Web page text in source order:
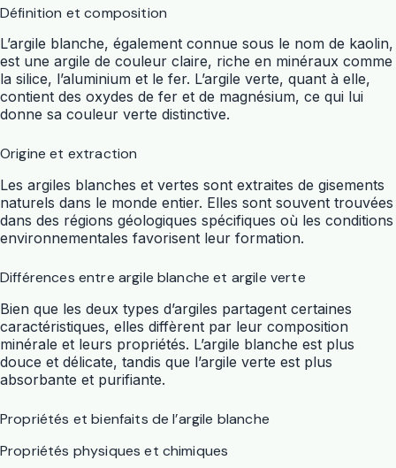
Définition et composition
L’argile blanche, également connue sous le nom de kaolin,
est une argile de couleur claire, riche en minéraux comme
la silice, l’aluminium et le fer. L’argile verte, quant à elle,
contient des oxydes de fer et de magnésium, ce qui lui
donne sa couleur verte distinctive.
Origine et extraction
Les argiles blanches et vertes sont extraites de gisements
naturels dans le monde entier. Elles sont souvent trouvées
dans des régions géologiques spécifiques où les conditions
environnementales favorisent leur formation.
Différences entre argile blanche et argile verte
Bien que les deux types d’argiles partagent certaines
caractéristiques, elles diffèrent par leur composition
minérale et leurs propriétés. L’argile blanche est plus
douce et délicate, tandis que l’argile verte est plus
absorbante et purifiante.
Propriétés et bienfaits de l’argile blanche
Propriétés physiques et chimiques